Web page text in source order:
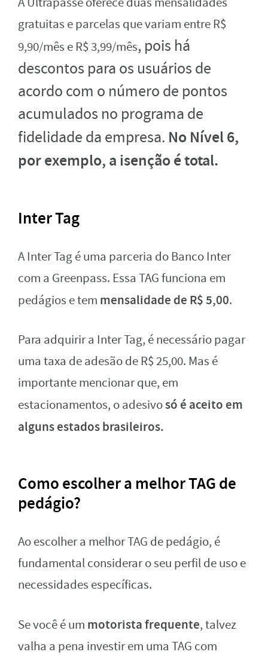
gratuitas e parcelas que variam entre R$
9,90/mês e R$ 3,99/mês, pois há
descontos para os usuários de
acordo com o número de pontos
acumulados no programa de
fidelidade da empresa. No Nível 6,
por exemplo, a isenção é total.
Inter Tag
A Inter Tag é uma parceria do Banco Inter
com a Greenpass. Essa TAG funciona em
pedágios e tem mensalidade de R$ 5,00.
Para adquirir a Inter Tag, é necessário pagar
uma taxa de adesão de R$ 25,00. Mas é
importante mencionar que, em
estacionamentos, o adesivosó é aceito em
alguns estados brasileiros.
Como escolher a melhor TAG de
pedágio?
Ao escolher a melhor TAG de pedágio, é
fundamental considerar o seu perfil de uso e
necessidades específicas.
Se você é um motorista frequente, talvez
valha a pena investir em uma TAG com